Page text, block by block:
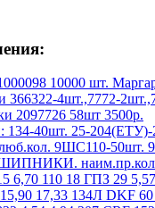
10000 шт.
4шт.,7772-
2097726 58шт 3500р.
40шт. 25-204(ЕТУ)-
9ШС110-50шт.
L URB 272 212,00 231,00 316 ZWZ 108 57,24 62,37 317 СПЗ 21 63,60 68,25 319 23 ГПЗ 16 84,80 92,40 322 ZWZ 45 212,00 231,00 324 ZWZ 3 265,00 288,75 405 KG 426 16,43 17,90 406 CRF 113 19,61 21,37 406 KG 160 19,61 21,37 407 CRF 160 24,80 27,03 408 KG 25 30,42 33,15 408 5ГПЗ 59 30,42 33,15 411 ZWZ 56 42,40 46,20 1201 KG 317 4,03 4,39 1202 KG 135 4,88 5,31 1203 ХАРП 400 4,93 5,38 1203 CRF 300 4,93 5,38 1204 KG 356 5,62 6,12 1205 CRF 242 5,72 6,24 1206 CRAFT 382 8,59 9,40 1207 CRAFT 53 10,87 11,83 1207 ХАРП 650 10,87 11,83 1208 CRAFT-B 405 13,63 14,86 1210 CRAFT 348 17,38 19,01 1212 CRAFT-B 411 24,38 26,57 1307 CRAFT 267 15,26 16,63 1308 CRAFT 359 18,70 20,37 1309 CRAFT-B 401 25,04 27,30 1310 CRAFT 263 29,89 32,57 1318 L 1 ГПЗ 6 74,20 80,85 1510 CRF 843 24,38 26,57 1516 2 ГПЗ 29 42,40 46,20 1609 CMB 62 29,15 31,76 1612 KG 22 50,88 55,65 2217 Л 3 ГПЗ 4 47,70 51,98 2224Л 7 ГПЗ 3 84,80 92,40 2312Л 1 37,10 40,43 2315КМ 15ГПЗ 15 42,40 46,20 2316КМ 3 ГПЗ 2 42,40 46,20 2317 ZWZ 50 135,68 147,84 2319 СПЗ 5 127,20 138,60 2322 КМ ZWZ 15 307,40 334,95 7202 KG 2605 5,83 6,35 7203 KG 523 6,10 6,64 7204 KG 2134 6,36 6,93 7204 ZWZ 53 6,36 6,93 7204 CRF 36 6,36 6,93 7205 KG 1873 7,36 8,03 7206 CRAFT 1789 8,48 9,24 7207 KG 1646 9,12 9,98 7208 KG 1618 11,55 12,59 7208 CRF 519 11,55 12,59 7210 KG 74 13,36 14,60 7210 28 ГПЗ 80 13,36 14,60 7210